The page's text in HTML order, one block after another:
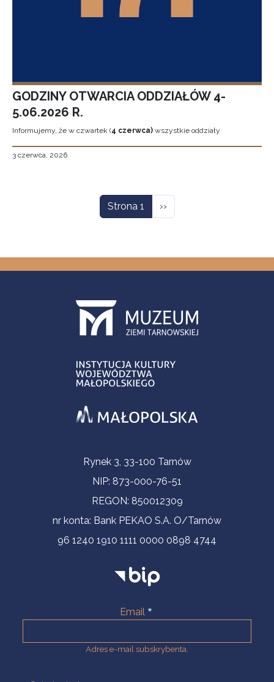
GODZINY OTWARCIA ODDZIAŁÓW 4-
5.06.2026 R.
Informujemy, że w czwartek (4 czerwca) wszystkie oddziały
3 czerwca, 2026
Strona 1 Następna strona
››
Informacje kontaktoweRynek 3, 33-100 Tarnów
NIP: 873-000-76-51
REGON: 850012309
nr konta: Bank PEKAO S.A. O/Tarnów
96 1240 1910 1111 0000 0898 4744
Email
Adres e-mail subskrybenta.